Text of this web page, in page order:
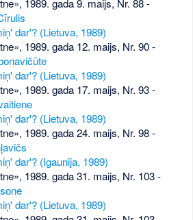
dar'? (Lietuva, 1989)
1989. gada 12. maijs, Nr. 90-
dar'? (Lietuva, 1989)
1989. gada 17. maijs, Nr. 93-
dar'? (Lietuva, 1989)
1989. gada 24. maijs, Nr. 98-
dar'? (Igaunija, 1989)
1989. gada 31. maijs, Nr. 103-
dar'? (Lietuva, 1989)